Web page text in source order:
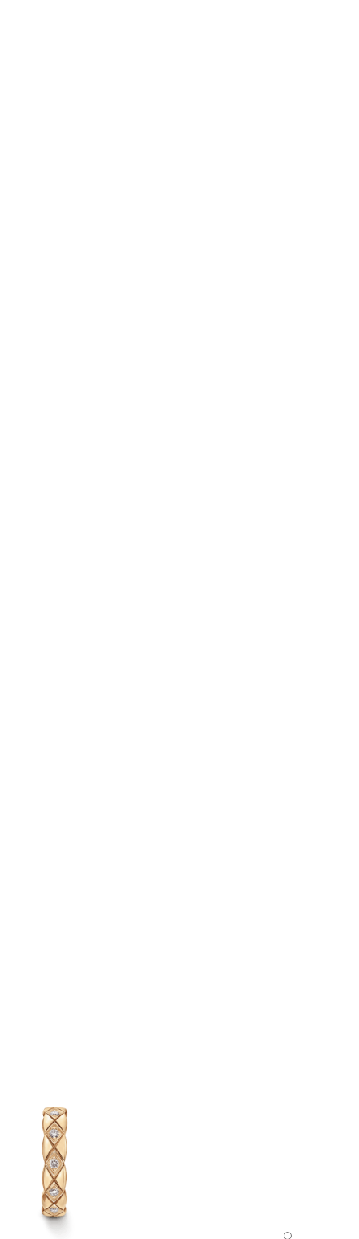
سوار أذن مفرد Coco Crush - العرض الافتراضي - عرض نسخة الحجم الموحد